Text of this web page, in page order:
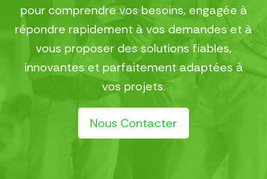
pour comprendre vos besoins, engagée à
répondre rapidement à vos demandes et à
vous proposer des solutions fiables,
innovantes et parfaitement adaptées à
vos projets.
Nous Contacter